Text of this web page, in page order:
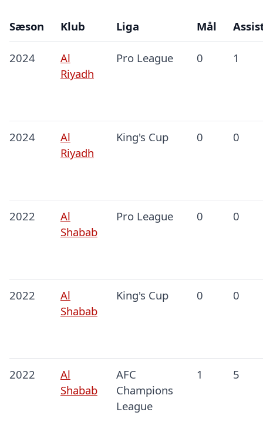
Sæson Klub Liga Mål
2024
Al
Riyadh
Pro League 0 1
2024
Al
Riyadh
King's Cup 0 0
2022
Al
Shabab
Pro League 0 0
2022
Al
Shabab
King's Cup 0 0
2022
Al
Shabab
AFC
Champions
League
1 5